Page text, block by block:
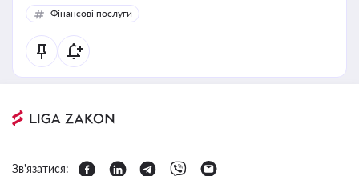
Фінансові послуги
Зв'язатися: